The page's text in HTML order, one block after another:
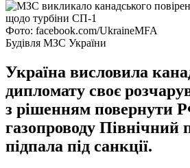
Фото: facebook.com/UkraineMFA
Будівля МЗС України
Україна висловила
дипломату своє
з рішенням повернути
газопроводу Північний
підпала під санкції.